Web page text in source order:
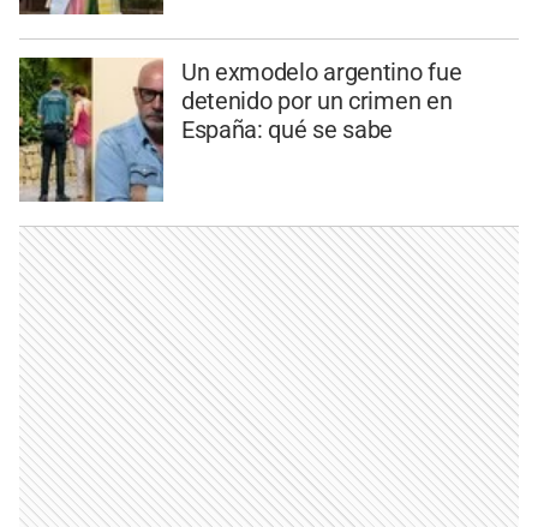
Un exmodelo argentino fue
detenido por un crimen en
España: qué se sabe